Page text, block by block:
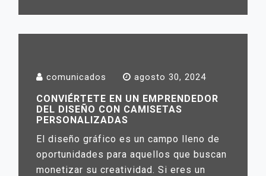
comunicados agosto 30, 2024
CONVIÉRTETE EN UN EMPRENDEDOR
DEL DISEÑO CON CAMISETAS
PERSONALIZADAS
El diseño gráfico es un campo lleno de
oportunidades para aquellos que buscan
monetizar su creatividad. Si eres un